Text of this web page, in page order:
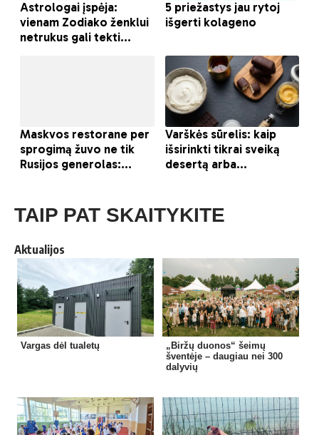
TAIP PAT SKAITYKITE
Aktualijos
Vargas dėl tualetų
„Biržų duonos“ šeimų
šventėje – daugiau nei 300
dalyvių